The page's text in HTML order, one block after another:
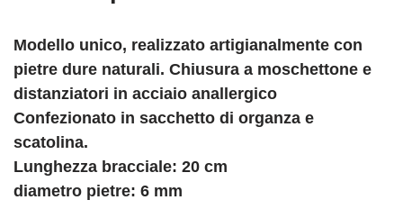
Modello unico, realizzato artigianalmente con
pietre dure naturali. Chiusura a moschettone e
distanziatori in acciaio anallergico
Confezionato in sacchetto di organza e
scatolina.
Lunghezza bracciale: 20 cm
diametro pietre: 6 mm